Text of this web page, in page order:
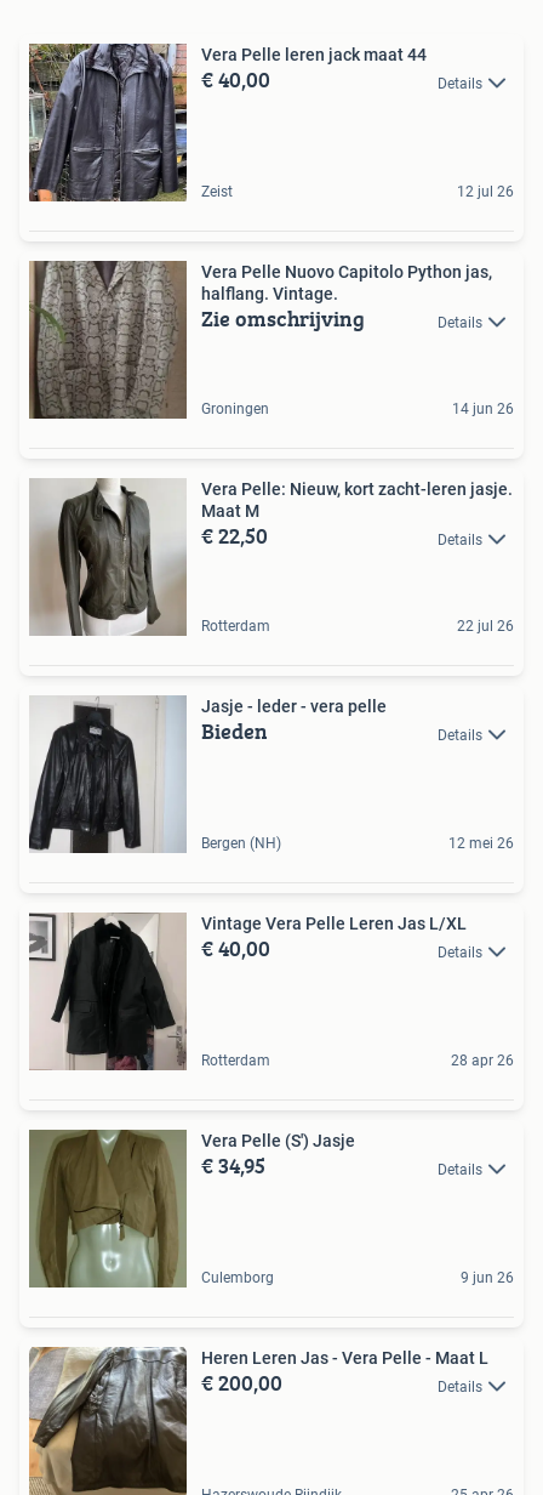
Vera Pelle leren jack maat 44
€ 40,00 Details
Zeist 12 jul 26
Vera Pelle Nuovo Capitolo Python jas,
halflang. Vintage.
Zie omschrijving Details
Groningen 14 jun 26
Vera Pelle: Nieuw, kort zacht-leren jasje.
Maat M
€ 22,50 Details
Rotterdam 22 jul 26
Jasje - leder - vera pelle
Bieden Details
Bergen (NH) 12 mei 26
Vintage Vera Pelle Leren Jas L/XL
€ 40,00 Details
Rotterdam 28 apr 26
Vera Pelle (S') Jasje
€ 34,95 Details
Culemborg 9 jun 26
Heren Leren Jas - Vera Pelle - Maat L
€ 200,00 Details